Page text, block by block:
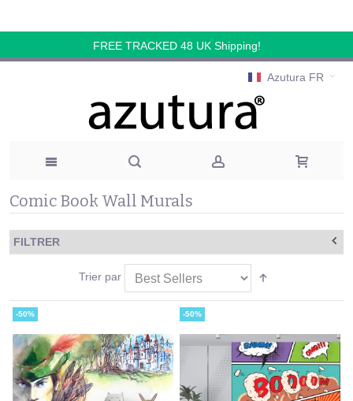
FREE TRACKED 48 UK Shipping!
Azutura FR
Comic Book Wall Murals
FILTRER
Trier par
-50% -50%